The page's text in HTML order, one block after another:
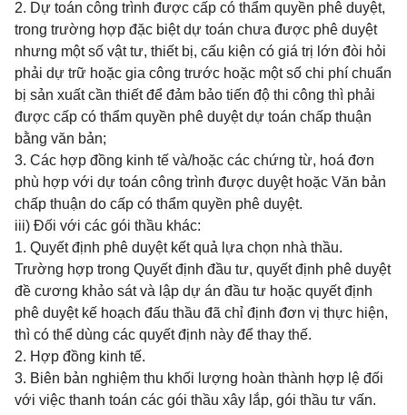
2. Dự toán công trình được cấp có thẩm quyền phê duyệt,
trong trường hợp đặc biệt dự toán chưa được phê duyệt
nhưng một số vật tư, thiết bị, cấu kiện có giá trị lớn đòi hỏi
phải dự trữ hoặc gia công trước hoặc một số chi phí chuẩn
bị sản xuất cần thiết để đảm bảo tiến độ thi công thì phải
được cấp có thẩm quyền phê duyệt dự toán chấp thuận
bằng văn bản;
3. Các hợp đồng kinh tế và/hoặc các chứng từ, hoá đơn
phù hợp với dự toán công trình được duyệt hoặc Văn bản
chấp thuận do cấp có thẩm quyền phê duyệt.
iii) Đối với các gói thầu khác:
1. Quyết định phê duyệt kết quả lựa chọn nhà thầu.
Trường hợp trong Quyết định đầu tư, quyết định phê duyệt
đề cương khảo sát và lập dự án đầu tư hoặc quyết định
phê duyệt kế hoạch đấu thầu đã chỉ định đơn vị thực hiện,
thì có thể dùng các quyết định này để thay thế.
2. Hợp đồng kinh tế.
3. Biên bản nghiệm thu khối lượng hoàn thành hợp lệ đối
với việc thanh toán các gói thầu xây lắp, gói thầu tư vấn.